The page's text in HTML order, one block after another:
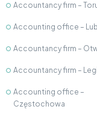
Accountancy firm –
Accounting office –
Accountancy firm –
Accountancy firm –
Accounting office –
Częstochowa